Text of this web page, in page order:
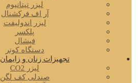
لیزر تیتانیوم
آر اف فرکشنال
لیزر اندولیفت
پلکسر
فیشال
دستگاه کوتر
تجهیزات زنان و زایمان
لیزر CO2
صندلی کف لگن